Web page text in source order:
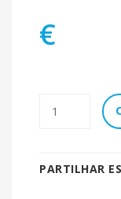
€
PARTILHAR